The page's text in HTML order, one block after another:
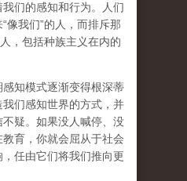
们的感知和行为。人们
像我们”的人，而排斥那
，包括种族主义在内的
知模式逐渐变得根深蒂
们感知世界的方式，并
疑。如果没人喊停、没
育，你就会屈从于社会
任由它们将我们推向更